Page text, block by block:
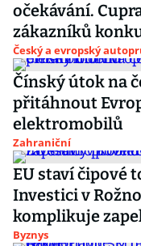
očekávání.
zákazníků
Český a evropský
Čínský útok na
přitáhnout
elektromobilů
Zahraniční
EU staví čipové
Investici v
komplikuje
Byznys